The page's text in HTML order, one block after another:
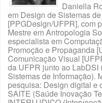
Daniella
em Design de Sistemas
[PPGDesign/UFPR], com
Mestre em Antropologia
especialista em
Promoção e Propaganda
Comunicação Visual
da UFPR junto ao LabDSI
Sistemas de Informação).
pesquisa: Design digital e
SAITE (Saúde Inovação